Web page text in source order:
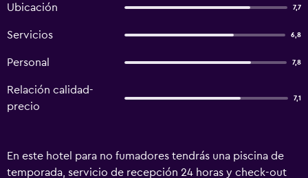
Ubicación 7,7
Servicios 6,8
Personal 7,8
Relación calidad-
precio
7,1
En este hotel para no fumadores tendrás una piscina de
temporada, servicio de recepción 24 horas y check-out